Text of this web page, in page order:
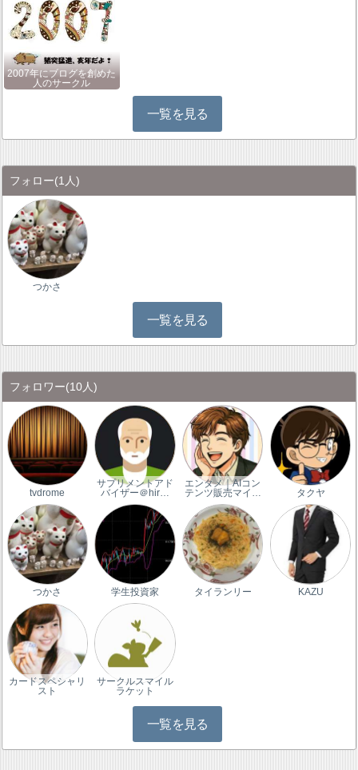
2007年にブログを創めた
人のサークル
一覧を見る
フォロー(1人)
つかさ
一覧を見る
フォロワー(10人)
tvdrome
サプリメントアド
バイザー＠hir…
エンタメ｜AIコン
テンツ販売マイ…
タクヤ
つかさ 学生投資家 タイランリー KAZU
カードスペシャリ
スト
サークルスマイル
ラケット
一覧を見る